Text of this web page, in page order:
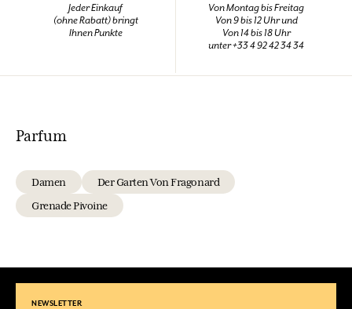
Jeder Einkauf
(ohne Rabatt) bringt
Ihnen Punkte
Von Montag bis Freitag
Von 9 bis 12 Uhr und
Von 14 bis 18 Uhr
unter +33 4 92 42 34 34
Parfum
Damen
Der Garten Von Fragonard
Grenade Pivoine
NEWSLETTER